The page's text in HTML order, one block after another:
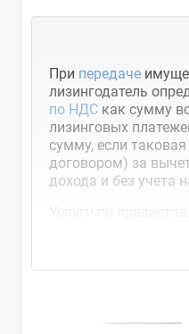
При передаче
лизингодатель
по НДС как сумму
лизинговых
сумму, если
договором) за
дохода и без учета